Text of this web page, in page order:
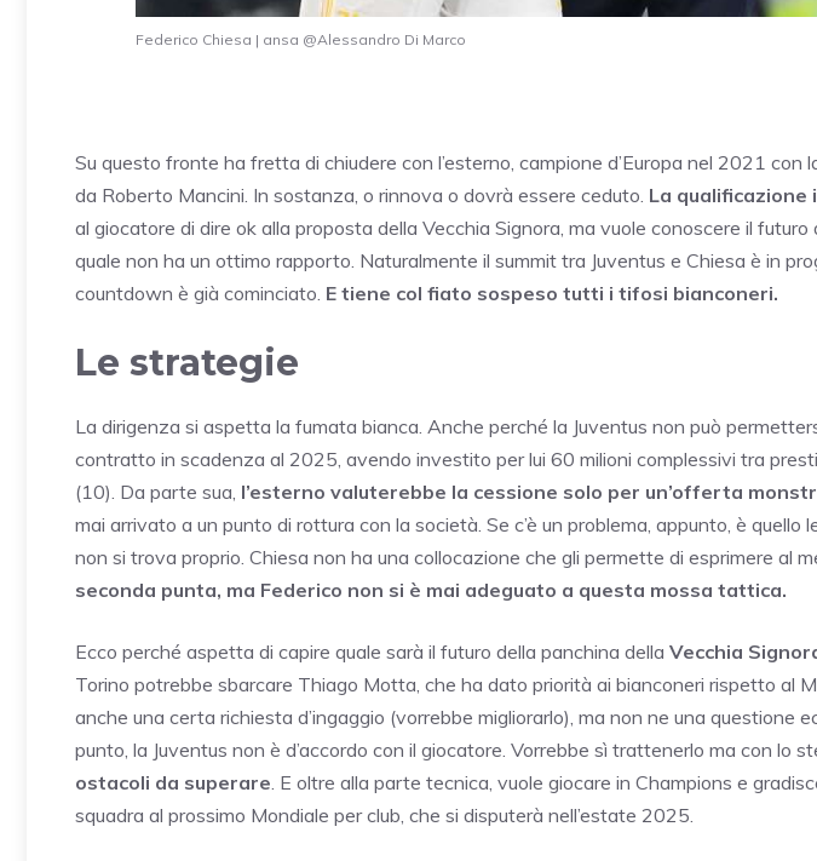
Federico Chiesa | ansa @Alessandro Di Marco
Su questo fronte ha fretta di chiudere con l’esterno, campione d’Europa nel 2021 con
da Roberto Mancini. In sostanza, o rinnova o dovrà essere ceduto. La qualificazione
al giocatore di dire ok alla proposta della Vecchia Signora, ma vuole conoscere il futuro
quale non ha un ottimo rapporto. Naturalmente il summit tra Juventus e Chiesa è in
countdown è già cominciato. E tiene col fiato sospeso tutti i tifosi bianconeri.
Le strategie
La dirigenza si aspetta la fumata bianca. Anche perché la Juventus non può
contratto in scadenza al 2025, avendo investito per lui 60 milioni complessivi tra
(10). Da parte sua, l’esterno valuterebbe la cessione solo per un’offerta
mai arrivato a un punto di rottura con la società. Se c’è un problema, appunto, è quello
non si trova proprio. Chiesa non ha una collocazione che gli permette di esprimere al
seconda punta, ma Federico non si è mai adeguato a questa mossa tattica.
Ecco perché aspetta di capire quale sarà il futuro della panchina della Vecchia
Torino potrebbe sbarcare Thiago Motta, che ha dato priorità ai bianconeri rispetto al
anche una certa richiesta d’ingaggio (vorrebbe migliorarlo), ma non ne una questione
punto, la Juventus non è d’accordo con il giocatore. Vorrebbe sì trattenerlo ma con lo
ostacoli da superare. E oltre alla parte tecnica, vuole giocare in Champions e
squadra al prossimo Mondiale per club, che si disputerà nell’estate 2025.